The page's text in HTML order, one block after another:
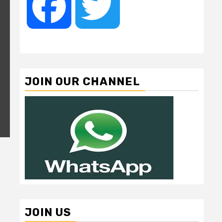
Facebook
JOIN OUR CHANNEL
JOIN US